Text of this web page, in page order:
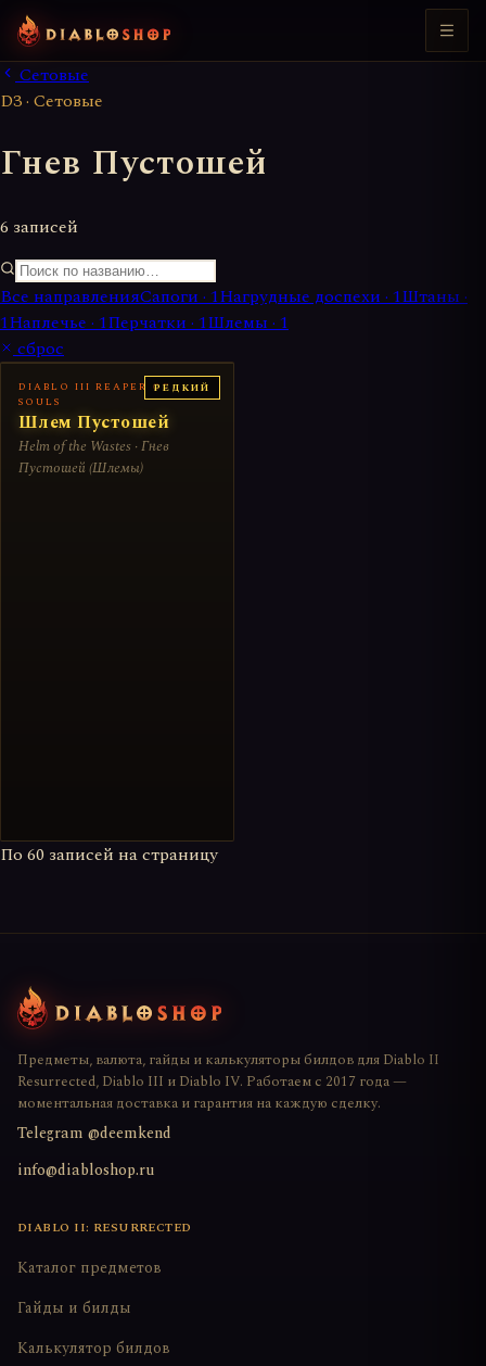
Сетовые
D3 · Сетовые
Гнев Пустошей
6 записей
Все направленияСапоги·1Нагрудные доспехи·1Штаны·
1Наплечье·1Перчатки·1Шлемы·1
сброс
РЕДКИЙ
DIABLO III REAPER OF
SOULS
Шлем Пустошей
Helm of the Wastes · Гнев
Пустошей (Шлемы)
По 60 записей на страницу
Предметы, валюта, гайды и калькуляторы билдов для Diablo II
Resurrected, Diablo III и Diablo IV. Работаем с 2017 года —
моментальная доставка и гарантия на каждую сделку.
Telegram @deemkend
info@diabloshop.ru
DIABLO II: RESURRECTED
Каталог предметов
Гайды и билды
Калькулятор билдов